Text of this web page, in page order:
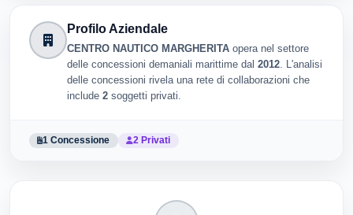
Profilo Aziendale
CENTRO NAUTICO MARGHERITA opera nel settore
delle concessioni demaniali marittime dal 2012. L'analisi
delle concessioni rivela una rete di collaborazioni che
include 2 soggetti privati.
1 Concessione 2 Privati